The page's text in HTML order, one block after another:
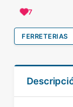
7
FERRETERIAS